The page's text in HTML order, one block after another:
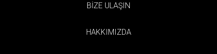
BİZE ULAŞIN
HAKKIMIZDA